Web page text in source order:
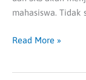
mahasiswa. Tidak
Read More »